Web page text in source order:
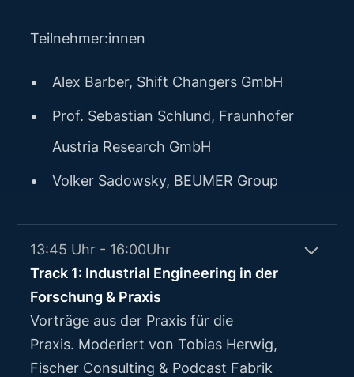
Teilnehmer:innen
Alex Barber, Shift Changers GmbH
Prof. Sebastian Schlund, Fraunhofer
Austria Research GmbH
Volker Sadowsky, BEUMER Group
13:45 Uhr - 16:00Uhr
Track 1: Industrial Engineering in der
Forschung & Praxis
Vorträge aus der Praxis für die
Praxis. Moderiert von Tobias Herwig,
Fischer Consulting & Podcast Fabrik